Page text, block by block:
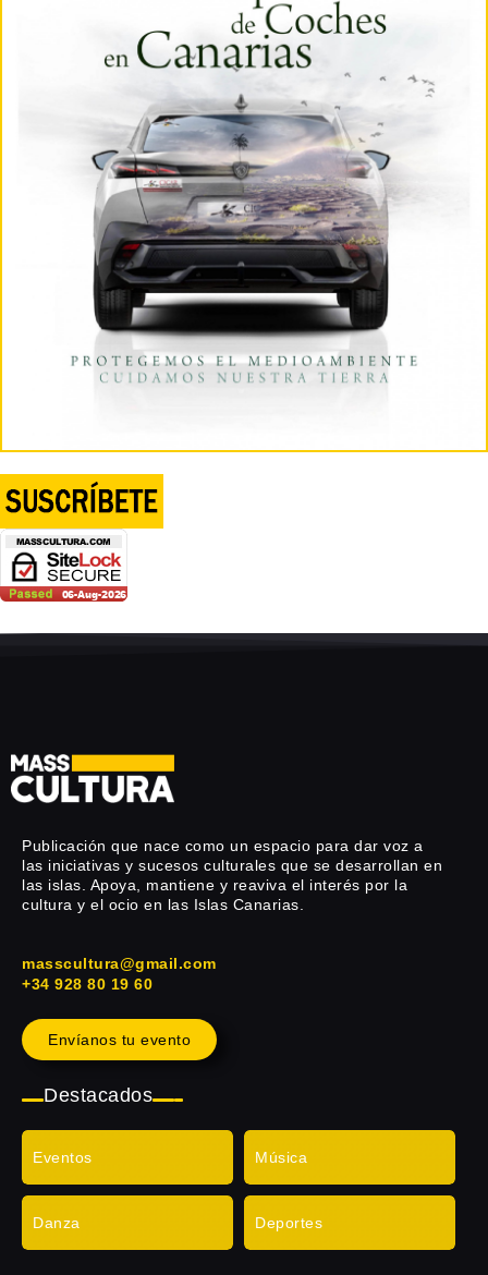
Publicación que nace como un espacio para dar voz a
las iniciativas y sucesos culturales que se desarrollan en
las islas. Apoya, mantiene y reaviva el interés por la
cultura y el ocio en las Islas Canarias.
masscultura@gmail.com
+34 928 80 19 60
Envíanos tu evento
Destacados
Eventos Música
Danza Deportes